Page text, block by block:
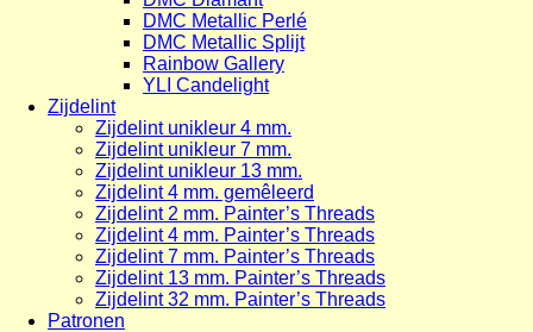
DMC Metallic Perlé
DMC Metallic Splijt
Rainbow Gallery
YLI Candelight
Zijdelint
Zijdelint unikleur 4 mm.
Zijdelint unikleur 7 mm.
Zijdelint unikleur 13 mm.
Zijdelint 4 mm. gemêleerd
Zijdelint 2 mm. Painter’s Threads
Zijdelint 4 mm. Painter’s Threads
Zijdelint 7 mm. Painter’s Threads
Zijdelint 13 mm. Painter’s Threads
Zijdelint 32 mm. Painter’s Threads
Patronen